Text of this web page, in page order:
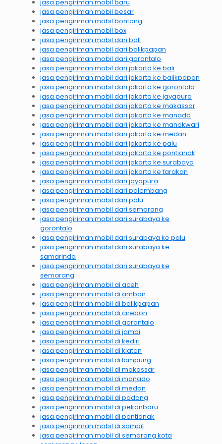
jasa pengiriman mobil baru
jasa pengiriman mobil besar
jasa pengiriman mobil bontang
jasa pengiriman mobil box
jasa pengiriman mobil dari bali
jasa pengiriman mobil dari balikpapan
jasa pengiriman mobil dari gorontalo
jasa pengiriman mobil dari jakarta ke bali
jasa pengiriman mobil dari jakarta ke balikpapan
jasa pengiriman mobil dari jakarta ke gorontalo
jasa pengiriman mobil dari jakarta ke jayapura
jasa pengiriman mobil dari jakarta ke makassar
jasa pengiriman mobil dari jakarta ke manado
jasa pengiriman mobil dari jakarta ke manokwari
jasa pengiriman mobil dari jakarta ke medan
jasa pengiriman mobil dari jakarta ke palu
jasa pengiriman mobil dari jakarta ke pontianak
jasa pengiriman mobil dari jakarta ke surabaya
jasa pengiriman mobil dari jakarta ke tarakan
jasa pengiriman mobil dari jayapura
jasa pengiriman mobil dari palembang
jasa pengiriman mobil dari palu
jasa pengiriman mobil dari semarang
jasa pengiriman mobil dari surabaya ke
gorontalo
jasa pengiriman mobil dari surabaya ke palu
jasa pengiriman mobil dari surabaya ke
samarinda
jasa pengiriman mobil dari surabaya ke
semarang
jasa pengiriman mobil di aceh
jasa pengiriman mobil di ambon
jasa pengiriman mobil di balikpapan
jasa pengiriman mobil di cirebon
jasa pengiriman mobil di gorontalo
jasa pengiriman mobil di jambi
jasa pengiriman mobil di kediri
jasa pengiriman mobil di klaten
jasa pengiriman mobil di lampung
jasa pengiriman mobil di makassar
jasa pengiriman mobil di manado
jasa pengiriman mobil di medan
jasa pengiriman mobil di padang
jasa pengiriman mobil di pekanbaru
jasa pengiriman mobil di pontianak
jasa pengiriman mobil di sampit
jasa pengiriman mobil di semarang kota